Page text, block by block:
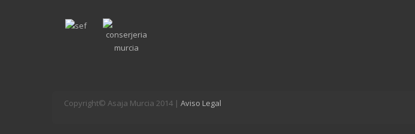
Copyright© Asaja Murcia 2014 | Aviso Legal